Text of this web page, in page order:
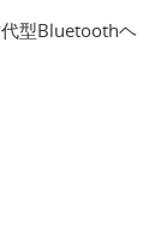
型Bluetoothヘ